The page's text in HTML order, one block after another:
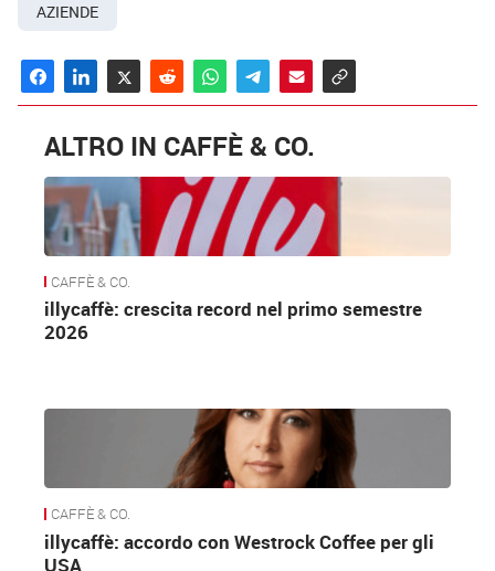
AZIENDE
ALTRO IN CAFFÈ & CO.
CAFFÈ & CO.
illycaffè: crescita record nel primo semestre
2026
CAFFÈ & CO.
illycaffè: accordo con Westrock Coffee per gli
USA